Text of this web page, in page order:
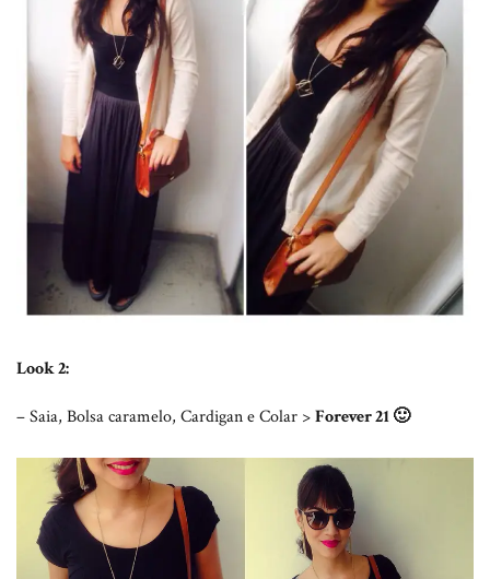
Look 2:
– Saia, Bolsa caramelo, Cardigan e Colar >Forever 21 🙂